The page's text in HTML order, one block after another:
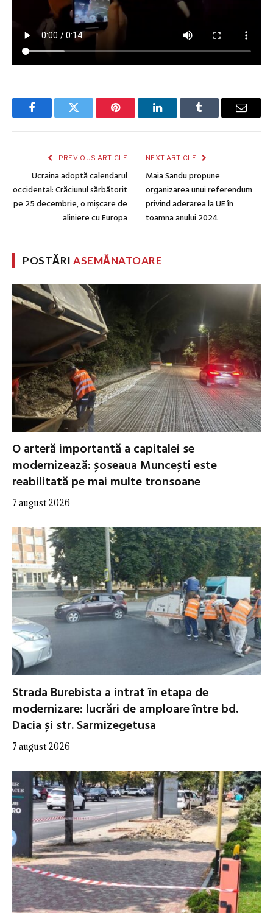
FacebookTwitter Pinterest LinkedInTumblr Email
PREVIOUS ARTICLE
Ucraina adoptă calendarul
occidental: Crăciunul sărbătorit
pe 25 decembrie, o mișcare de
aliniere cu Europa
NEXT ARTICLE
Maia Sandu propune
organizarea unui referendum
privind aderarea la UE în
toamna anului 2024
POSTĂRIASEMĂNATOARE
O arteră importantă a capitalei se
modernizează: șoseaua Muncești este
reabilitată pe mai multe tronsoane
7 august 2026
Strada Burebista a intrat în etapa de
modernizare: lucrări de amploare între bd.
Dacia și str. Sarmizegetusa
7 august 2026